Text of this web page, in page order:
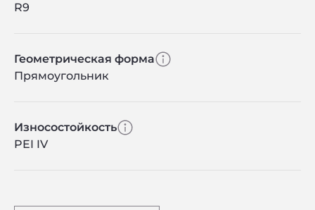
R9
Геометрическая форма
Прямоугольник
Износостойкость
PEI IV